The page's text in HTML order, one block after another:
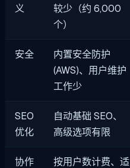
义
较少（约 6,000
个）
安全
内置安全防护
(AWS)、用户维护
工作少
SEO
优化
自动基础 SEO、
高级选项有限
协作
按用户数计费、适